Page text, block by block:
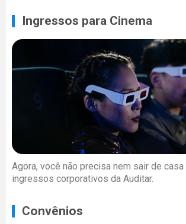
Ingressos para Cinema
Agora, você não precisa nem sair de casa
ingressos corporativos da Auditar.
Convênios